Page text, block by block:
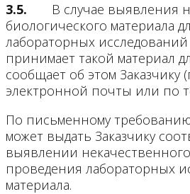
3.5. В случае выявления
биологического материала
лабораторных
принимает такой материал
сообщает об этом Заказчику
электронной почты или по
По письменному
может выдать Заказчику
выявлении
проведения лабораторных
материала.